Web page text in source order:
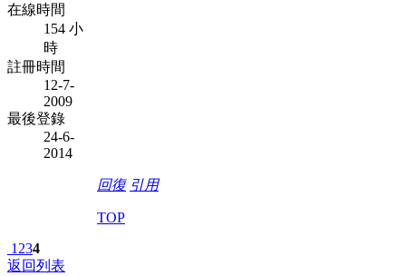
在線時間
154 小
時
註冊時間
12-7-
2009
最後登錄
24-6-
2014
回復 引用
TOP
1 234
返回列表